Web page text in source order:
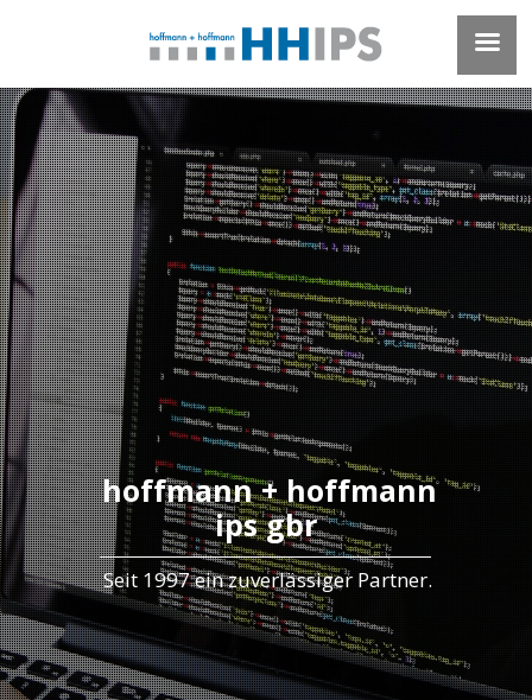
hoffmann + hoffmann
Seit 1997 ein zuverlässiger Partner.
ips gbr